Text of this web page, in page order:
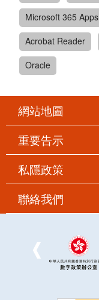
Microsoft 365 Apps
Acrobat Reader
Oracle
網站地圖
重要告示
私隱政策
聯絡我們